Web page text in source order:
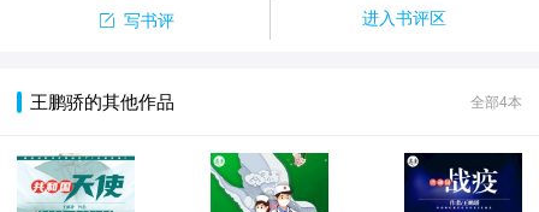
 写书评 进入书评区
王鹏骄的其他作品 全部4本